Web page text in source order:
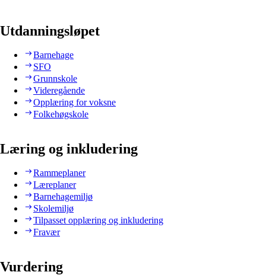
Utdanningsløpet
Barnehage
SFO
Grunnskole
Videregående
Opplæring for voksne
Folkehøgskole
Læring og inkludering
Rammeplaner
Læreplaner
Barnehagemiljø
Skolemiljø
Tilpasset opplæring og inkludering
Fravær
Vurdering